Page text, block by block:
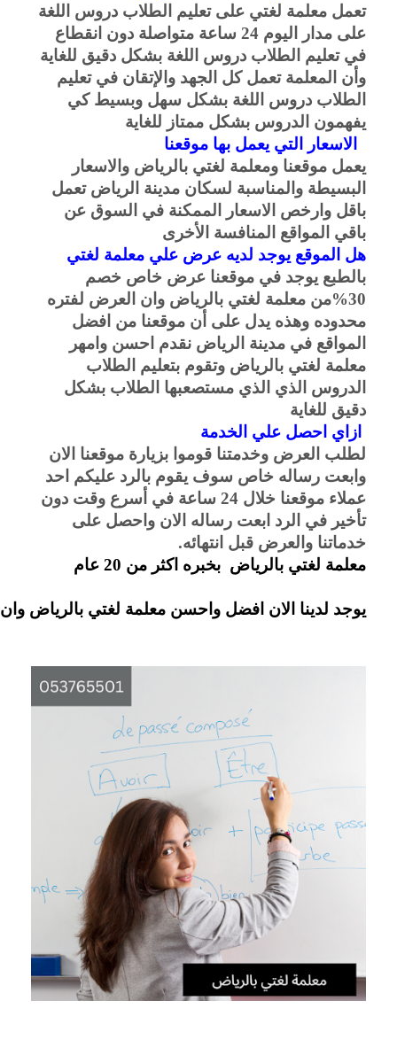
تعمل معلمة لغتي على تعليم الطلاب دروس اللغة
على مدار اليوم 24 ساعة متواصلة دون انقطاع
في تعليم الطلاب دروس اللغة بشكل دقيق للغاية
وأن المعلمة تعمل كل الجهد والإتقان في تعليم
الطلاب دروس اللغة بشكل سهل وبسيط كي
يفهمون الدروس بشكل ممتاز للغاية
الاسعار التي يعمل بها موقعنا
يعمل موقعنا ومعلمة لغتي بالرياض والاسعار
البسيطة والمناسبة لسكان مدينة الرياض تعمل
باقل وارخص الاسعار الممكنة في السوق عن
باقي المواقع المنافسة الأخرى
هل الموقع يوجد لديه عرض علي معلمة لغتي
بالطبع يوجد في موقعنا عرض خاص خصم
30%من معلمة لغتي بالرياض وان العرض لفتره
محدوده وهذه يدل على أن موقعنا من افضل
المواقع في مدينة الرياض نقدم احسن وامهر
معلمة لغتي بالرياض وتقوم بتعليم الطلاب
الدروس الذي الذي مستصعبها الطلاب بشكل
دقيق للغاية
ازاي احصل علي الخدمة
لطلب العرض وخدمتنا قوموا بزيارة موقعنا الان
وابعت رساله خاص سوف يقوم بالرد عليكم احد
عملاء موقعنا خلال 24 ساعة في أسرع وقت دون
تأخير في الرد ابعت رساله الان واحصل على
خدماتنا والعرض قبل انتهائه.
معلمة لغتي بالرياض  بخبره اكثر من 20 عام
يوجد لدينا الان افضل واحسن معلمة لغتي بالرياض وان  معلمة لغتي  اعلي مستوي في تعليم الأطفال الدروس الخصوصية للطلاب  بشكل ممتاز ودقيق للغاية وأن المعلمة  لديها خبرة كبيرة جدا وكفاءة عالية للغاية تصل خبرة